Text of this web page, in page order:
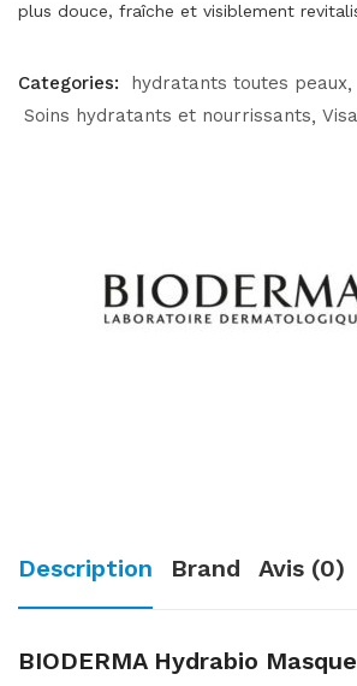
plus douce, fraîche et visiblement
Categories:
hydratants toutes peaux
Soins hydratants et nourrissants
Description Brand Avis (0)
BIODERMA Hydrabio